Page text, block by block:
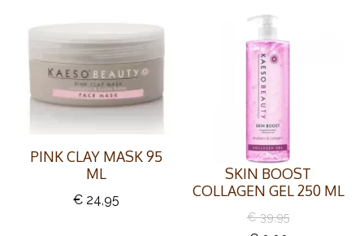
PINK CLAY MASK 95
ML
€ 24,95
SKIN BOOST
COLLAGEN GEL 250 ML
€ 39,95